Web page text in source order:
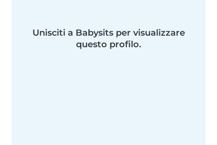
Unisciti a Babysits per visualizzare
questo profilo.